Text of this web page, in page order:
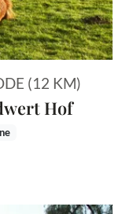
(12 KM)
Hof